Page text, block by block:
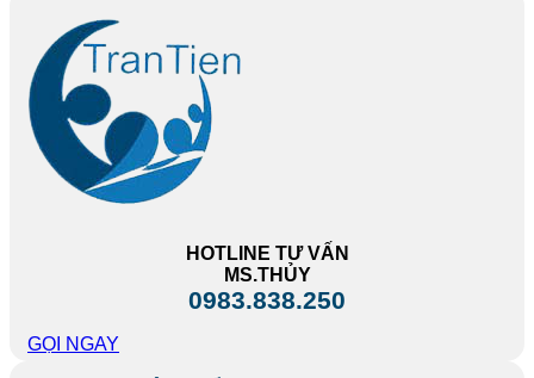
HOTLINE TƯ VẤN
MS.THỦY
0983.838.250
GỌI NGAY